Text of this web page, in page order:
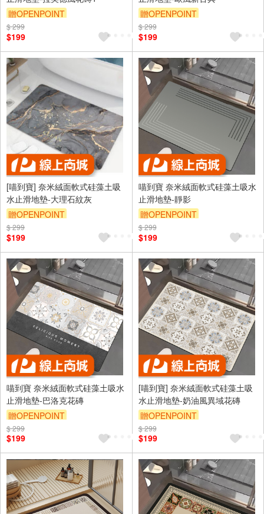
贈OPENPOINT
$ 299
$199
贈OPENPOINT
$ 299
$199
[喵到寶] 奈米絨面軟式硅藻土吸
水止滑地墊-大理石紋灰
贈OPENPOINT
$ 299
$199
喵到寶 奈米絨面軟式硅藻土吸水
止滑地墊-靜影
贈OPENPOINT
$ 299
$199
喵到寶 奈米絨面軟式硅藻土吸水
止滑地墊-巴洛克花磚
贈OPENPOINT
$ 299
$199
[喵到寶] 奈米絨面軟式硅藻土吸
水止滑地墊-奶油風異域花磚
贈OPENPOINT
$ 299
$199